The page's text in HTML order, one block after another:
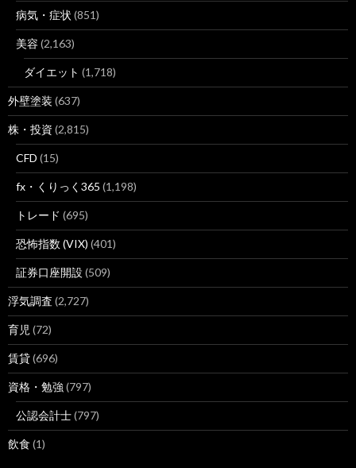
病気・症状 (851)
美容 (2,163)
ダイエット (1,718)
外壁塗装 (637)
株・投資 (2,815)
CFD (15)
fx・くりっく365 (1,198)
トレード (695)
恐怖指数 (VIX) (401)
証券口座開設 (509)
浮気調査 (2,727)
育児 (72)
賃貸(696)
資格・勉強 (797)
公認会計士(797)
飲食 (1)